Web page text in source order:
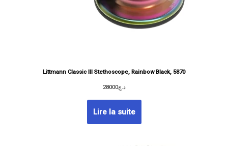
Littmann Classic III Stethoscope, Rainbow Black, 5870
د.ج28000
Lire la suite